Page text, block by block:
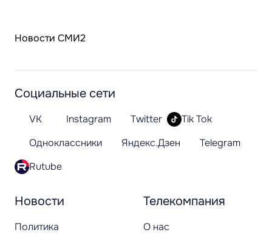
Новости СМИ2
Новости
Политика
Телекомпания
О нас
Социальные сети
VK Instagram Twitter
Tik Tok
Одноклассники
Яндекс.Дзен
Telegram
Rutube